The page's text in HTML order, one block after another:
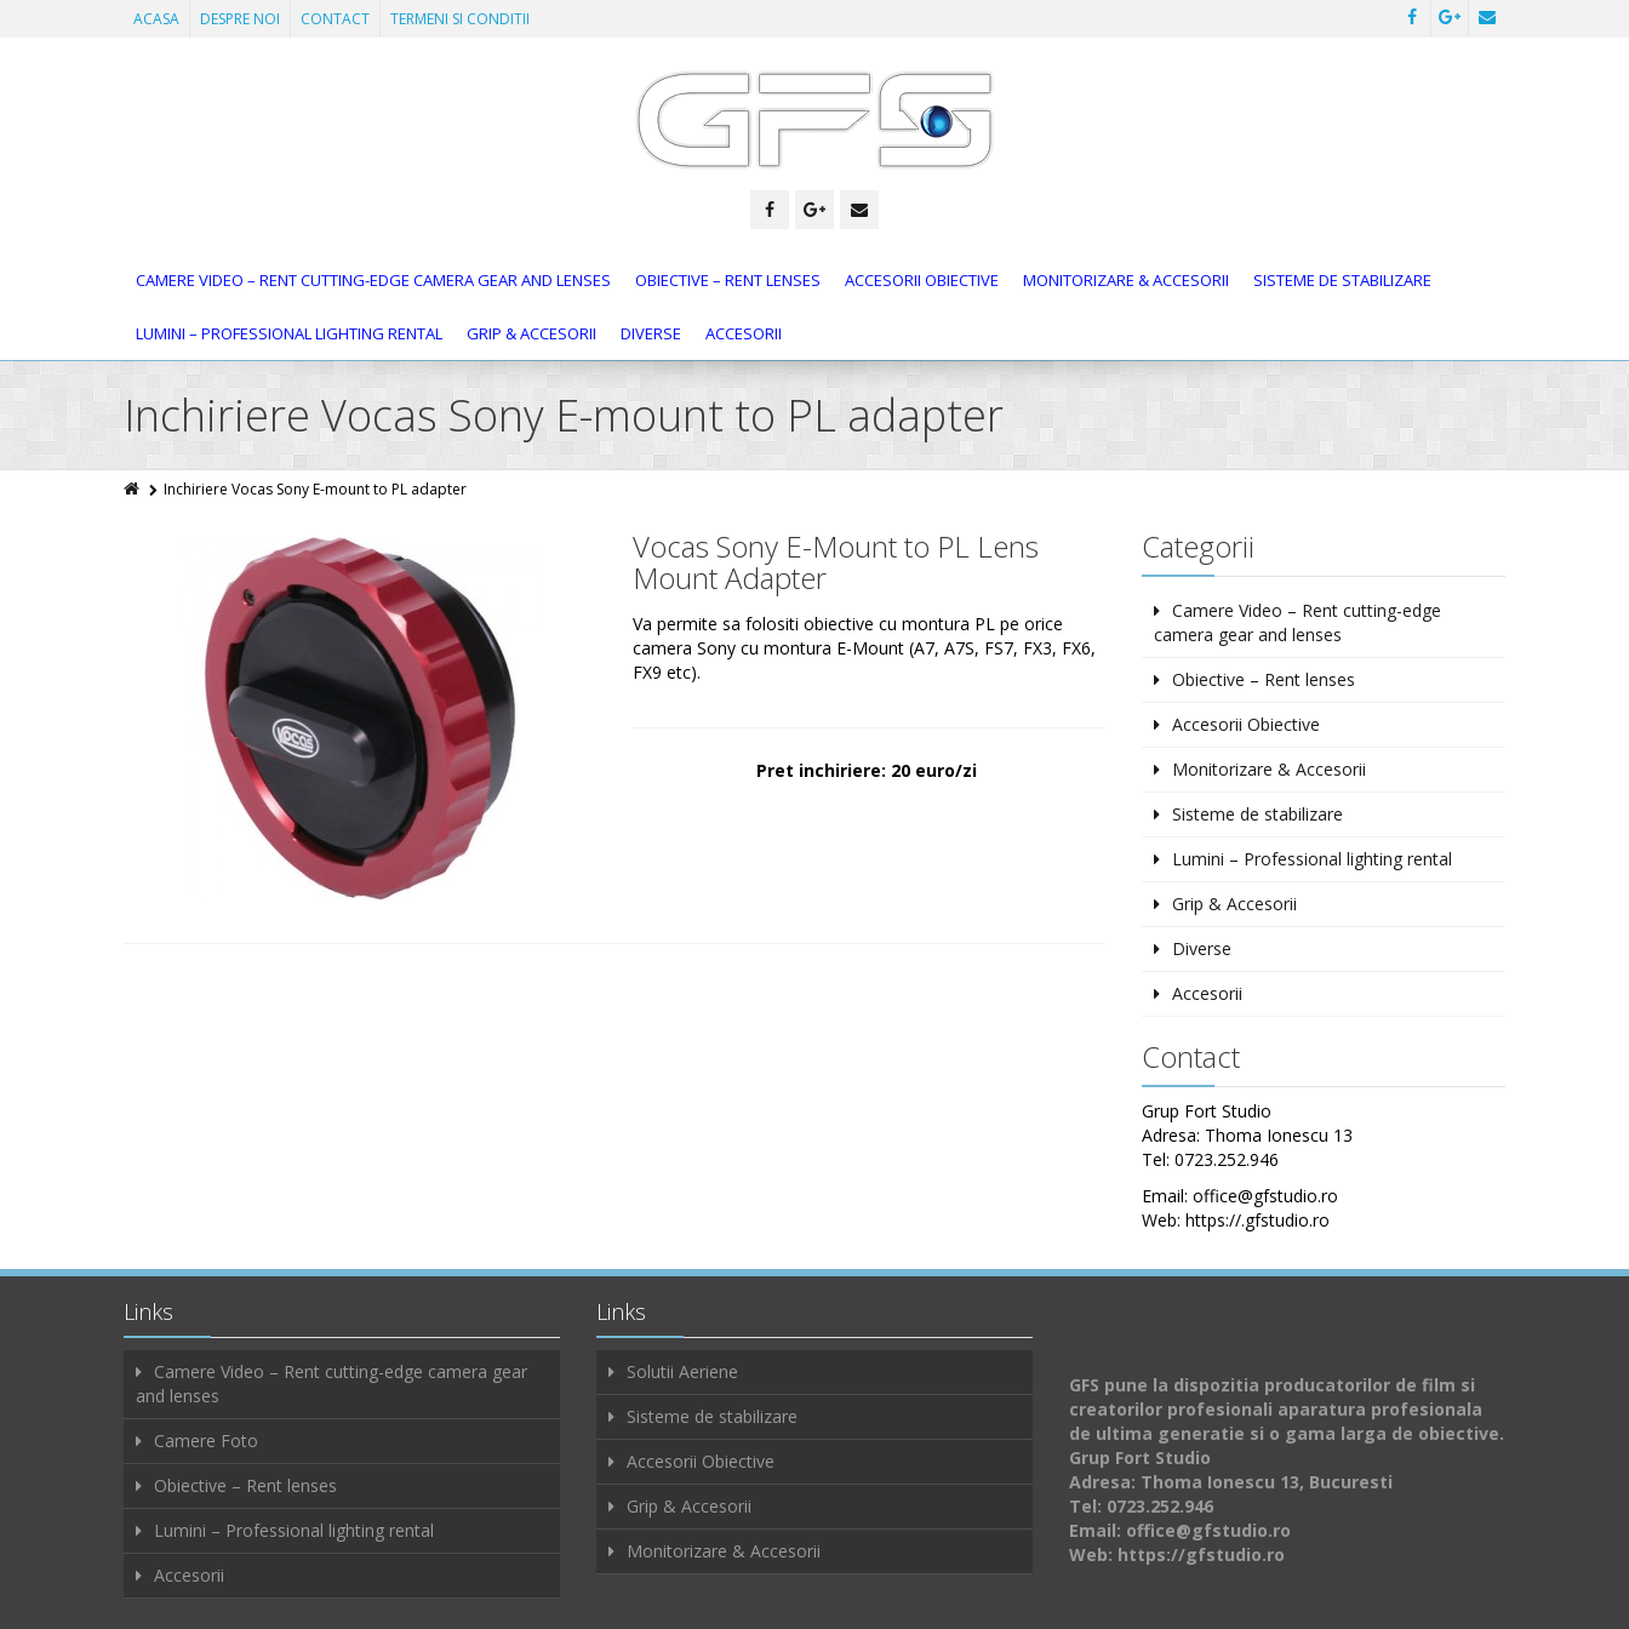
ACASA DESPRE NOI CONTACT TERMENI SI CONDITII
CAMERE VIDEO – RENT CUTTING-EDGE CAMERA GEAR AND LENSES OBIECTIVE – RENT LENSES ACCESORII OBIECTIVE MONITORIZARE & ACCESORII SISTEME DE STABILIZARE
LUMINI – PROFESSIONAL LIGHTING RENTAL GRIP & ACCESORII DIVERSE ACCESORII
Inchiriere Vocas Sony E-mount to PL adapter
Inchiriere Vocas Sony E-mount to PL adapter
Vocas Sony E-Mount to PL Lens
Mount Adapter
Va permite sa folositi obiective cu montura PL pe orice
camera Sony cu montura E-Mount (A7, A7S, FS7, FX3, FX6,
FX9 etc).
Pret inchiriere: 20 euro/zi
Categorii
Camere Video – Rent cutting-edge
camera gear and lenses
Obiective – Rent lenses
Accesorii Obiective
Monitorizare & Accesorii
Sisteme de stabilizare
Lumini – Professional lighting rental
Grip & Accesorii
Diverse
Accesorii
Contact
Grup Fort Studio
Adresa: Thoma Ionescu 13
Tel: 0723.252.946
Email: office@gfstudio.ro
Web: https://.gfstudio.ro
Links
Camere Video – Rent cutting-edge camera gear
and lenses
Camere Foto
Obiective – Rent lenses
Lumini – Professional lighting rental
Accesorii
Links
Solutii Aeriene
Sisteme de stabilizare
Accesorii Obiective
Grip & Accesorii
Monitorizare & Accesorii
GFS pune la dispozitia producatorilor de film si
creatorilor profesionali aparatura profesionala
de ultima generatie si o gama larga de obiective.
Grup Fort Studio
Adresa: Thoma Ionescu 13, Bucuresti
Tel: 0723.252.946
Email: office@gfstudio.ro
Web: https://gfstudio.ro